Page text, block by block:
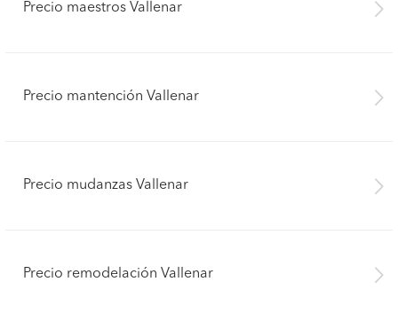
Precio maestros Vallenar
Precio mantención Vallenar
Precio mudanzas Vallenar
Precio remodelación Vallenar